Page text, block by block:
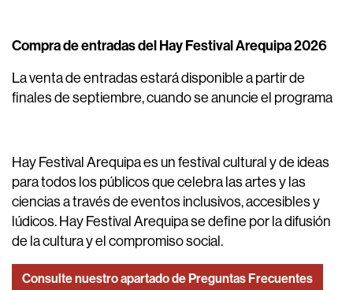
Compra de entradas del Hay Festival Arequipa 2026
La venta de entradas estará disponible a partir de
finales de septiembre, cuando se anuncie el programa
Hay Festival Arequipa es un festival cultural y de ideas
para todos los públicos que celebra las artes y las
ciencias a través de eventos inclusivos, accesibles y
lúdicos. Hay Festival Arequipa se define por la difusión
de la cultura y el compromiso social.
Consulte nuestro apartado de Preguntas Frecuentes